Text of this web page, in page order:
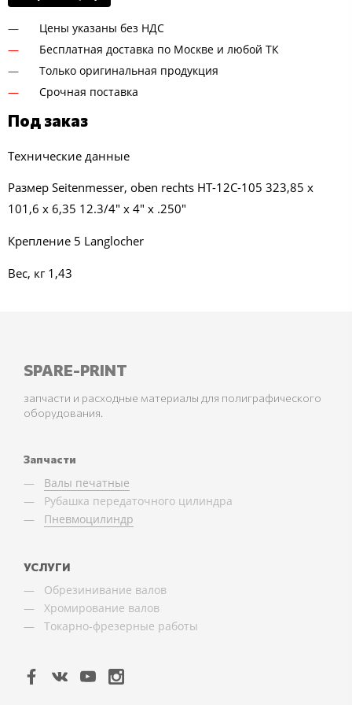
Цены указаны без НДС
Бесплатная доставка по Москве и любой ТК
Только оригинальная продукция
Срочная поставка
Под заказ
Технические данные
Размер Seitenmesser, oben rechts HT-12C-105 323,85 x
101,6 x 6,35 12.3/4" x 4" x .250"
Крепление 5 Langlocher
Вес, кг 1,43
SPARE-PRINT
запчасти и расходные материалы для полиграфического
оборудования.
Запчасти
Валы печатные
Рубашка передаточного цилиндра
Пневмоцилиндр
УСЛУГИ
Обрезинивание валов
Хромирование валов
Токарно-фрезерные работы